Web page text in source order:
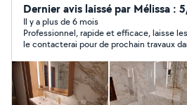
Dernier avis laissé par Mélissa :
Il y a plus de 6 mois
Professionnel, rapide et efficace, laisse
le contacterai pour de prochain travaux